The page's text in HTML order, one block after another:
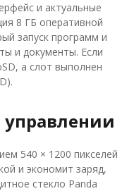
и актуальные
8 ГБ оперативной
запуск программ и
и документы. Если
а слот выполнен
управлении
540 × 1200 пикселей
и экономит заряд,
стекло Panda